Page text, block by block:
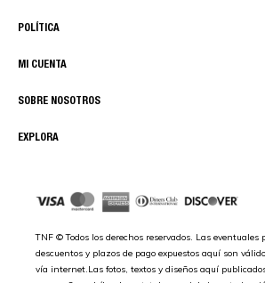
EXPLORA
SOBRE NOSOTROS
MI CUENTA
POLÍTICA
TNF © Todos los derechos reservados. Las eventuales
descuentos y plazos de pago expuestos aquí son
vía internet.Las fotos, textos y diseños aquí